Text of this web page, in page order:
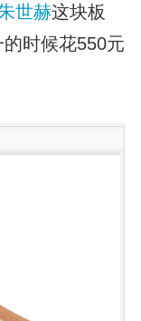
世赫这块板
时候花550元